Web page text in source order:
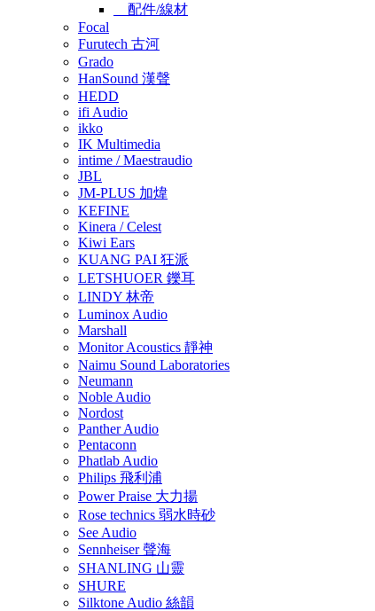
配件/線材
Focal
Furutech 古河
Grado
HanSound 漢聲
HEDD
ifi Audio
ikko
IK Multimedia
intime / Maestraudio
JBL
JM-PLUS 加煒
KEFINE
Kinera / Celest
Kiwi Ears
KUANG PAI 狂派
LETSHUOER 鑠耳
LINDY 林帝
Luminox Audio
Marshall
Monitor Acoustics 靜神
Naimu Sound Laboratories
Neumann
Noble Audio
Nordost
Panther Audio
Pentaconn
Phatlab Audio
Philips 飛利浦
Power Praise 大力揚
Rose technics 弱水時砂
See Audio
Sennheiser 聲海
SHANLING 山靈
SHURE
Silktone Audio 絲韻